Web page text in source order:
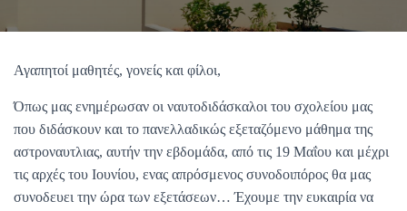
Αγαπητοί μαθητές, γονείς και φίλοι,
Όπως μας ενημέρωσαν οι ναυτοδιδάσκαλοι του σχολείου μας
που διδάσκουν και το πανελλαδικώς εξεταζόμενο μάθημα της
αστροναυτλιας, αυτήν την εβδομάδα, από τις 19 Μαΐου και μέχρι
τις αρχές του Ιουνίου, ενας απρόσμενος συνοδοιπόρος θα μας
συνοδευει την ώρα των εξετάσεων… Έχουμε την ευκαιρία να